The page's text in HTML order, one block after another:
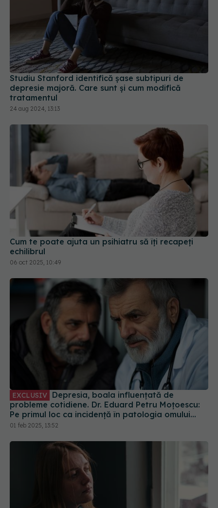
Studiu Stanford identifică șase subtipuri de
depresie majoră. Care sunt și cum modifică
tratamentul
24 aug 2024, 13:13
Cum te poate ajuta un psihiatru să îți recapeți
echilibrul
06 oct 2025, 10:49
EXCLUSIV
probleme cotidiene. Dr. Eduard Petru Moțoescu:
Pe primul loc ca incidență în patologia omului
modern la nivel global
01 feb 2025, 13:52